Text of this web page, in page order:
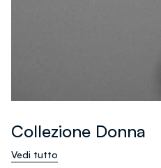
Collezione Donna
Vedi tutto